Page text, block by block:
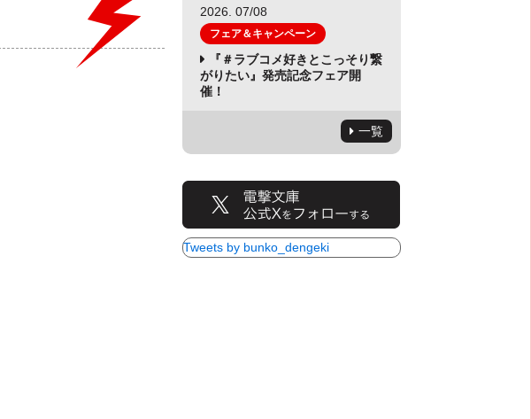
2026. 07/08
フェア＆キャンペーン
『＃ラブコメ好きとこっそり繋
がりたい』発売記念フェア開
催！
一覧
Tweets by bunko_dengeki